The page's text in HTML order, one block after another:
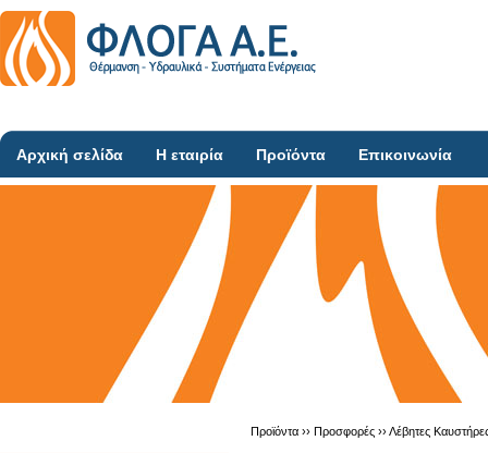
Αρχική σελίδα Η εταιρία Προϊόντα Επικοινωνία
Προϊόντα ›› Προσφορές ››Λέβητες